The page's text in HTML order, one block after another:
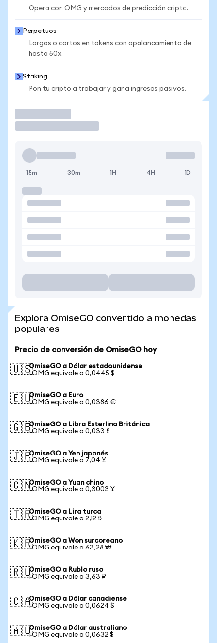
Opera con OMG y mercados de predicción cripto.
Perpetuos
Largos o cortos en tokens con apalancamiento de
hasta 50x.
Staking
Pon tu cripto a trabajar y gana ingresos pasivos.
15m 30m 1H 4H 1D
Explora OmiseGO convertido a monedas
populares
Precio de conversión de OmiseGO hoy
🇺🇸OmiseGO a Dólar estadounidense
1 OMG equivale a 0,0445 $
🇪🇺OmiseGO a Euro
1 OMG equivale a 0,0386 €
🇬🇧OmiseGO a Libra Esterlina Británica
1 OMG equivale a 0,033 £
🇯🇵OmiseGO a Yen japonés
1 OMG equivale a 7,04 ¥
🇨🇳OmiseGO a Yuan chino
1 OMG equivale a 0,3003 ¥
🇹🇷OmiseGO a Lira turca
1 OMG equivale a 2,12 ₺
🇰🇷OmiseGO a Won surcoreano
1 OMG equivale a 63,28 ₩
🇷🇺OmiseGO a Rublo ruso
1 OMG equivale a 3,63 ₽
🇨🇦OmiseGO a Dólar canadiense
1 OMG equivale a 0,0624 $
🇦🇺OmiseGO a Dólar australiano
1 OMG equivale a 0,0632 $